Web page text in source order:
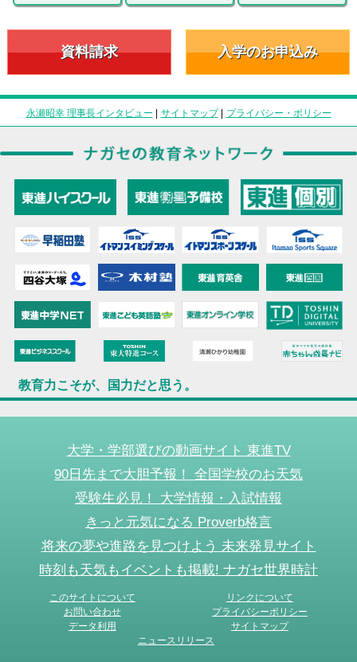
資料請求 入学のお申込み
永瀬昭幸 理事長インタビュー | サイトマップ| プライバシー・ポリシー
教育力こそが、国力だと思う。
大学・学部選びの動画サイト 東進TV
90日先まで大胆予報！ 全国学校のお天気
受験生必見！ 大学情報・入試情報
きっと元気になる Proverb格言
将来の夢や進路を見つけよう 未来発見サイト
時刻も天気もイベントも掲載! ナガセ世界時計
このサイトについて
リンクについて
お問い合わせ
プライバシーポリシー
データ利用
サイトマップ
ニュースリリース